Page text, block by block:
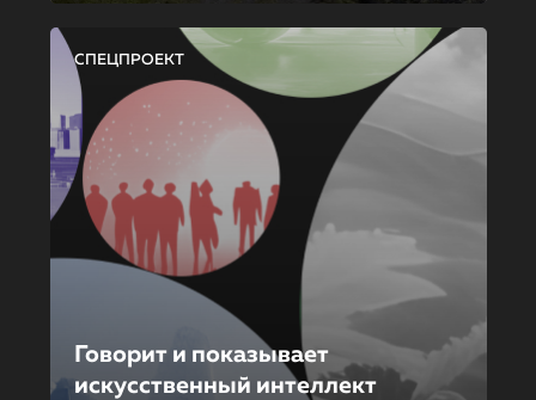
СПЕЦПРОЕКТ
Говорит и показывает
искусственный интеллект